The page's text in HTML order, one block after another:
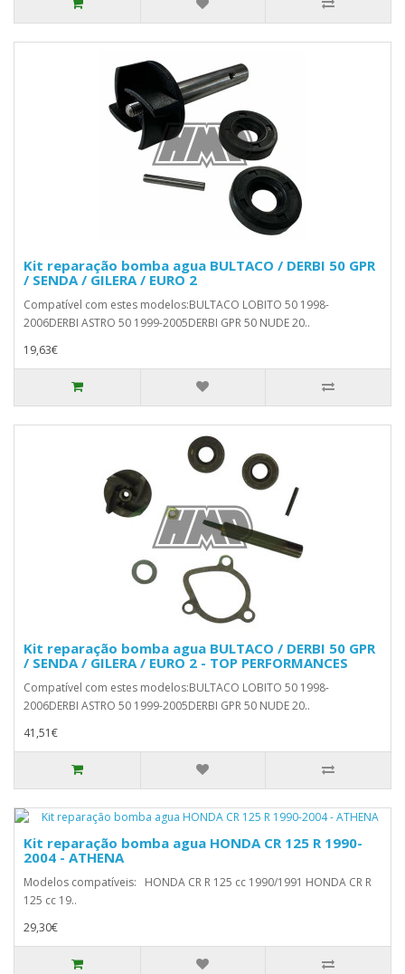
Kit reparação bomba agua BULTACO / DERBI 50 GPR
/ SENDA / GILERA / EURO 2
Compatível com estes modelos:BULTACO LOBITO 50 1998-
2006DERBI ASTRO 50 1999-2005DERBI GPR 50 NUDE 20..
19,63€
Kit reparação bomba agua BULTACO / DERBI 50 GPR
/ SENDA / GILERA / EURO 2 - TOP PERFORMANCES
Compatível com estes modelos:BULTACO LOBITO 50 1998-
2006DERBI ASTRO 50 1999-2005DERBI GPR 50 NUDE 20..
41,51€
Kit reparação bomba agua HONDA CR 125 R 1990-
2004 - ATHENA
Modelos compatíveis: HONDA CR R 125 cc 1990/1991 HONDA CR R
125 cc 19..
29,30€